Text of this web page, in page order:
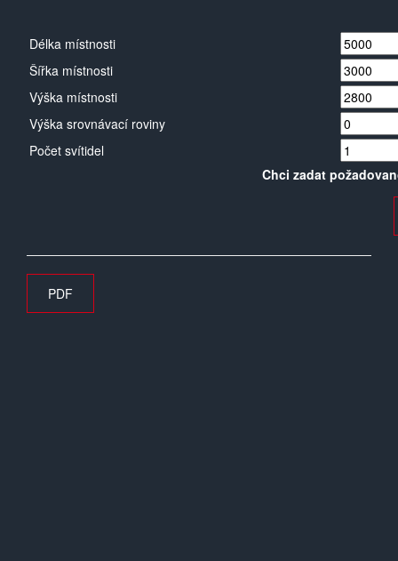
Délka místnosti
Šířka místnosti
Výška místnosti
Výška srovnávací roviny
Počet svítidel
Chci zadat